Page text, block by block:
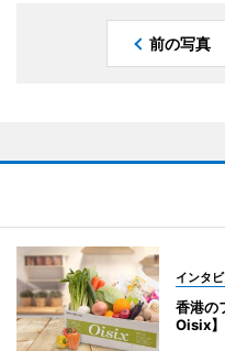
前の写真
インタ
香港の
Oisix】